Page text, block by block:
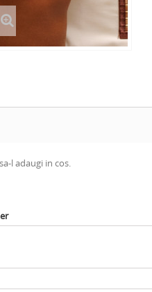
l adaugi in cos.